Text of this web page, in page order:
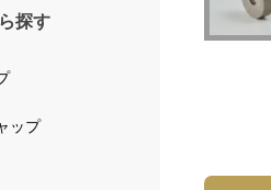
探す
ップ